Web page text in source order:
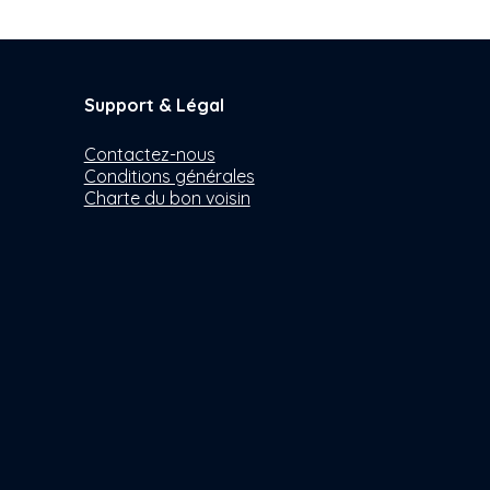
Support & Légal
Contactez-nous
Conditions générales
Charte du bon voisin